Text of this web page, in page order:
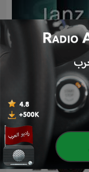
Lanz + Precht